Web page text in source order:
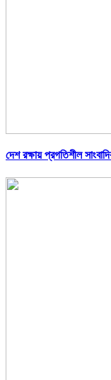
দেশ রক্ষায় প্রগতিশীল